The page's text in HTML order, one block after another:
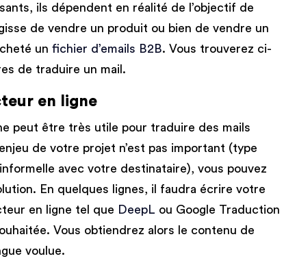
ils dépendent en réalité de l’objectif de
de vendre un produit ou bien de vendre un
unfichier d’emails B2B. Vous trouverez ci-
de traduire un mail.
en ligne
peut être très utile pour traduire des mails
de votre projet n’est pas important (type
avec votre destinataire), vous pouvez
En quelques lignes, il faudra écrire votre
en ligne tel que DeepL ou Google Traduction
Vous obtiendrez alors le contenu de
voulue.